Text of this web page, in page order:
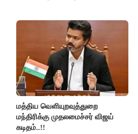
மத்திய வெளியுறவுத்துறை
மந்திரிக்கு முதலமைச்சர் விஜய்
கடிதம்..!!